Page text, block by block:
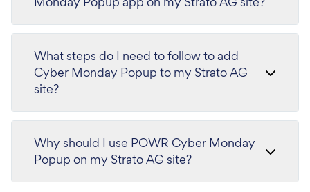
What steps do I need to follow to add
Cyber Monday Popup to my Strato AG
site?
Why should I use POWR Cyber Monday
Popup on my Strato AG site?